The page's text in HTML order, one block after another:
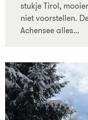
stukje Tirol,
niet voorstellen.
Achensee alles...